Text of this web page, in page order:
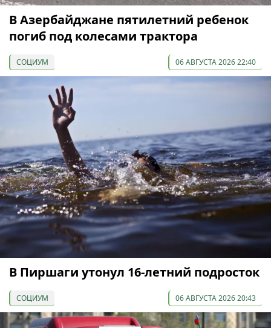
В Азербайджане пятилетний ребенок
погиб под колесами трактора
СОЦИУМ 06 АВГУСТА 2026 22:40
В Пиршаги утонул 16-летний подросток
СОЦИУМ 06 АВГУСТА 2026 20:43